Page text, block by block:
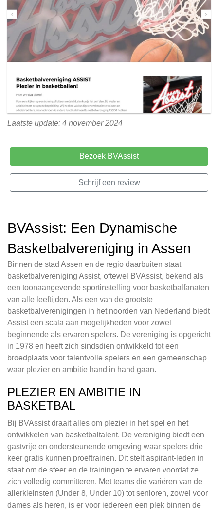
Laatste update: 4 november 2024
Bezoek BVAssist
Schrijf een review
BVAssist: Een Dynamische
Basketbalvereniging in Assen
Binnen de stad Assen en de regio daarbuiten staat
basketbalvereniging Assist, oftewel BVAssist, bekend als
een toonaangevende sportinstelling voor basketbalfanaten
van alle leeftijden. Als een van de grootste
basketbalverenigingen in het noorden van Nederland biedt
Assist een scala aan mogelijkheden voor zowel
beginnende als ervaren spelers. De vereniging is opgericht
in 1978 en heeft zich sindsdien ontwikkeld tot een
broedplaats voor talentvolle spelers en een gemeenschap
waar plezier en ambitie hand in hand gaan.
PLEZIER EN AMBITIE IN
BASKETBAL
Bij BVAssist draait alles om plezier in het spel en het
ontwikkelen van basketbaltalent. De vereniging biedt een
gastvrije en ondersteunende omgeving waar spelers drie
keer gratis kunnen proeftrainen. Dit stelt aspirant-leden in
staat om de sfeer en de trainingen te ervaren voordat ze
zich volledig committeren. Met teams die variëren van de
allerkleinsten (Under 8, Under 10) tot senioren, zowel voor
dames als heren, is er voor iedereen een plek binnen de